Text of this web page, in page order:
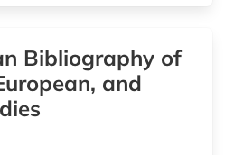
Bibliography of
and